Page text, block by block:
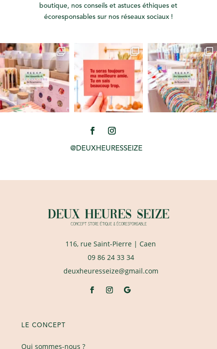
boutique, nos conseils et astuces éthiques et
écoresponsables sur nos réseaux sociaux !
@DEUXHEURESSEIZE
116, rue Saint-Pierre | Caen
09 86 24 33 34
deuxheuresseize@gmail.com
LE CONCEPT
Qui sommes-nous ?